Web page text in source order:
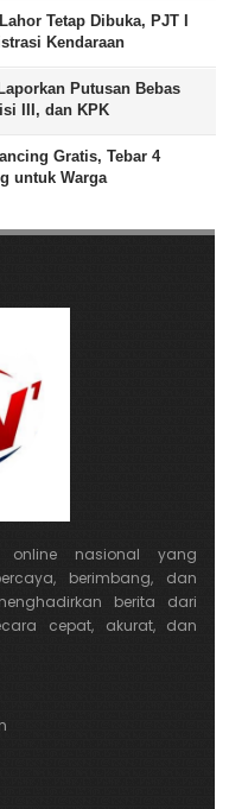
Tetap Dibuka, PJT I
Kendaraan
Putusan Bebas
III, dan KPK
Gratis, Tebar 4
untuk Warga
nasional yang
berimbang, dan
berita dari
cepat, akurat, dan